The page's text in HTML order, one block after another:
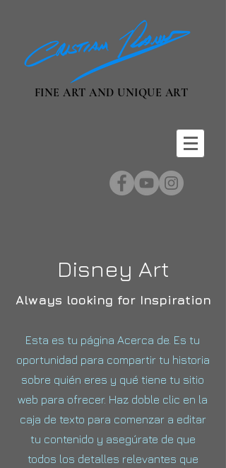
FINE ART AND UNIQUE ART
Disney Art
Always looking for Inspiration
Esta es tu página Acerca de. Es tu
oportunidad para compartir tu historia
sobre quién eres y qué tiene tu sitio
web para ofrecer. Haz doble clic en la
caja de texto para comenzar a editar
tu contenido y asegúrate de que
todos los detalles relevantes que